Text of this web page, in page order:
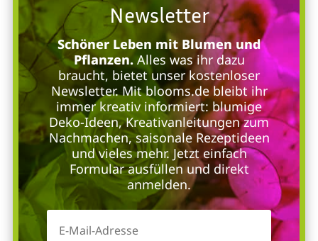
Newsletter
Schöner Leben mit Blumen und
Pflanzen.Alles was ihr dazu
braucht, bietet unser kostenloser
Newsletter. Mit blooms.de bleibt ihr
immer kreativ informiert: blumige
Deko-Ideen, Kreativanleitungen zum
Nachmachen, saisonale Rezeptideen
und vieles mehr. Jetzt einfach
Formular ausfüllen und direkt
anmelden.